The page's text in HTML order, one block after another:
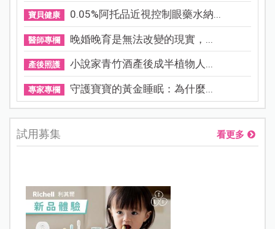
寶貝健康 0.05%阿托品近視控制眼藥水納...
醫師專欄 晚婚晚育是無法改變的現實，...
產後照護 小說家青竹酒產後成半植物人...
專家專欄 守護寶寶的黃金睡眠：為什麼...
試用募集 看更多